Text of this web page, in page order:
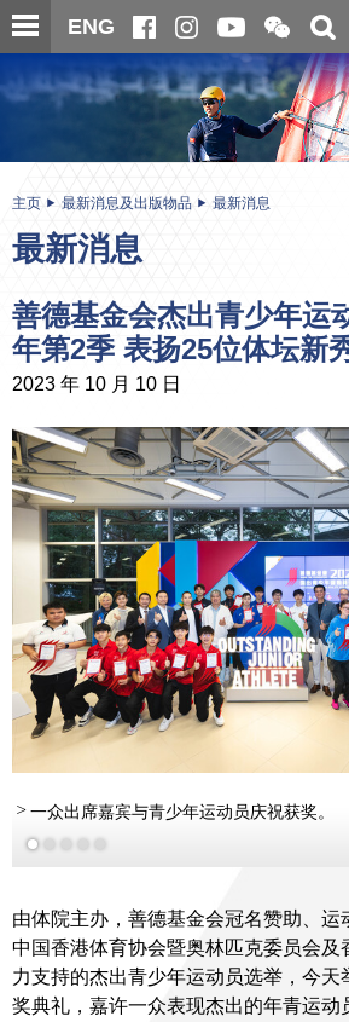
跳
至
内
ENG
开
合
微
信
二
维
码
内
主页 最新消息及出版物品 最新消息
最新消息
善德基金会杰出青少年运
年第2季 表扬25位体坛新
2023 年 10 月 10 日
一众出席嘉宾与青少年运动员庆祝获奖。
由体院主办，善德基金会冠名赞助、运
中国香港体育协会暨奥林匹克委员会及
力支持的杰出青少年运动员选举，今天
奖典礼，嘉许一众表现杰出的年青运动